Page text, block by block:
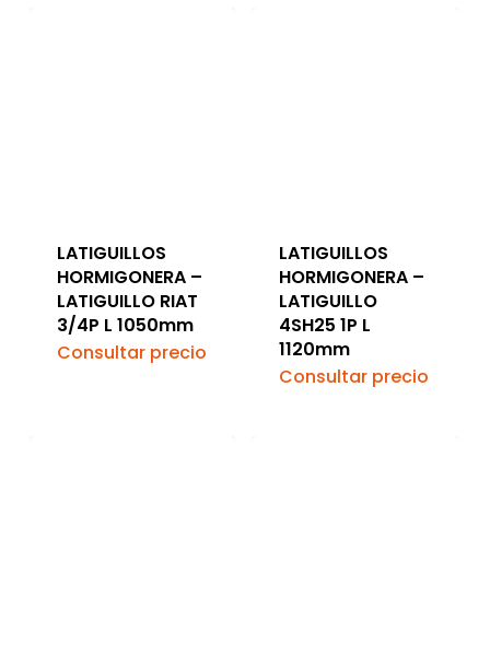
LATIGUILLOS
HORMIGONERA –
LATIGUILLO RIAT
3/4P L 1050mm
Consultar precio
LATIGUILLOS
HORMIGONERA –
LATIGUILLO
4SH25 1P L
1120mm
Consultar precio